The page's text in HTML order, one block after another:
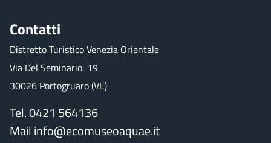
Contatti
Distretto Turistico Venezia Orientale
Via Del Seminario, 19
30026 Portogruaro (VE)
Tel. 0421 564136
Mail info@ecomuseoaquae.it